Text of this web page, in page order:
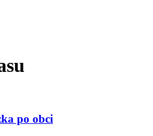
po obci